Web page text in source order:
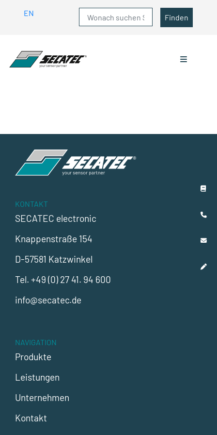
EN Finden
KONTAKT
SECATEC electronic
Knappenstraße 154
D-57581 Katzwinkel
Tel. +49 (0) 27 41. 94 600
info@secatec.de
NAVIGATION
Produkte
Leistungen
Unternehmen
Kontakt